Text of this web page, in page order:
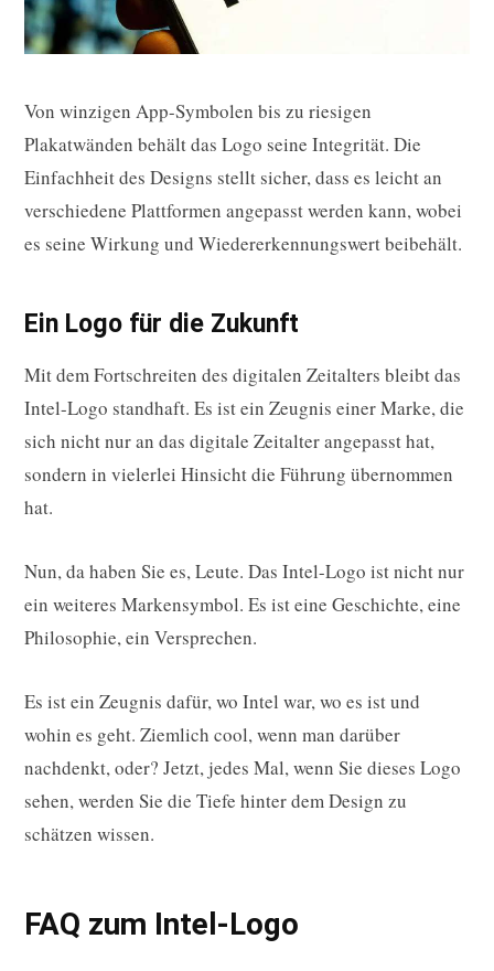
Von winzigen App-Symbolen bis zu riesigen
Plakatwänden behält das Logo seine Integrität. Die
Einfachheit des Designs stellt sicher, dass es leicht an
verschiedene Plattformen angepasst werden kann, wobei
es seine Wirkung und Wiedererkennungswert beibehält.
Ein Logo für die Zukunft
Mit dem Fortschreiten des digitalen Zeitalters bleibt das
Intel-Logo standhaft. Es ist ein Zeugnis einer Marke, die
sich nicht nur an das digitale Zeitalter angepasst hat,
sondern in vielerlei Hinsicht die Führung übernommen
hat.
Nun, da haben Sie es, Leute. Das Intel-Logo ist nicht nur
ein weiteres Markensymbol. Es ist eine Geschichte, eine
Philosophie, ein Versprechen.
Es ist ein Zeugnis dafür, wo Intel war, wo es ist und
wohin es geht. Ziemlich cool, wenn man darüber
nachdenkt, oder? Jetzt, jedes Mal, wenn Sie dieses Logo
sehen, werden Sie die Tiefe hinter dem Design zu
schätzen wissen.
FAQ zum Intel-Logo